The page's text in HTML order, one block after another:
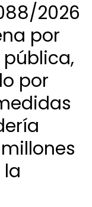
2026
por
por